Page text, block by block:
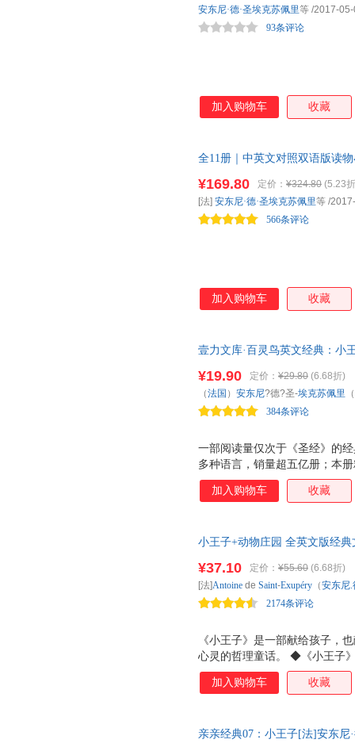
个一心追求艺术、不通人性世
和相互作用，以及93条评论
安东尼·德·圣埃克苏佩里等 /2017-
加入购物车 收藏
全11册｜中英文对照双语版读
¥169.80 定价： ¥324.80 (5.23
566条评论
[法] 安东尼·德·圣埃克苏佩里等 /
加入购物车 收藏
壹力文库·百灵鸟英文经典：小
一部阅读量仅次于《圣经》的
多种语言，销量超五亿册；本
¥19.90 定价： ¥29.80 (6.68折)
384条评论
（法国 ） 安东尼?德?圣-埃克苏佩里 （
加入购物车 收藏
小王子+动物庄园 全英文版经
《小王子》是一部献给孩子，
心灵的哲理童话。 ◆《小王子
数亿人为之感动！ ◆《小王子
大的世界名著，阅读率仅次于
写出了引人深思的哲理，告诉
¥37.10 定价： ¥55.60 (6.68折)
2174条评论
[法]Antoine de Saint-Exupéry （安东尼.
加入购物车 收藏
亲亲经典07：小王子[法]安东尼